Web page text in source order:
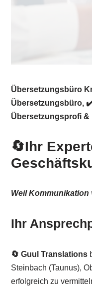
Übersetzungsbüro
Übersetzungsbüro,
Übersetzungsprofi
🔄Ihr
Weil Kommunikation
Ihr
🔄 Guul Translations
Steinbach (Taunus),
erfolgreich zu